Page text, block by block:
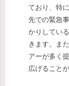
ており、特
先での緊急
かりしてい
きます。ま
アーが多く
広げること